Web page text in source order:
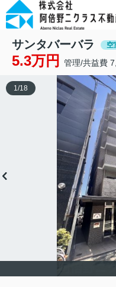
サンタバーバラ 空
5.3万円 管理/共益費
1/18